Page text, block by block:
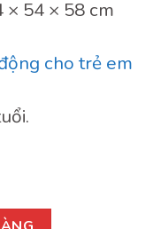
× 54 × 58 cm
cho trẻ em
số lượng